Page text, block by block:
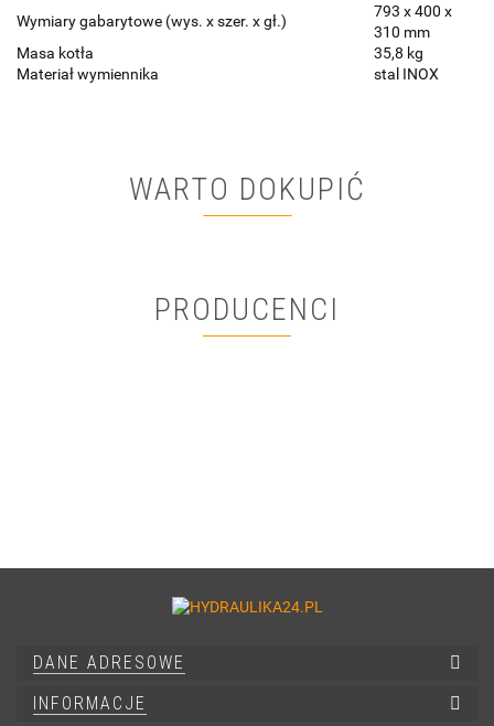
Wymiary gabarytowe (wys. x szer. x gł.)
793 x 400 x
310 mm
Masa kotła
35,8 kg
Materiał wymiennika
stal INOX
WARTO DOKUPIĆ
PRODUCENCI
DANE ADRESOWE
INFORMACJE